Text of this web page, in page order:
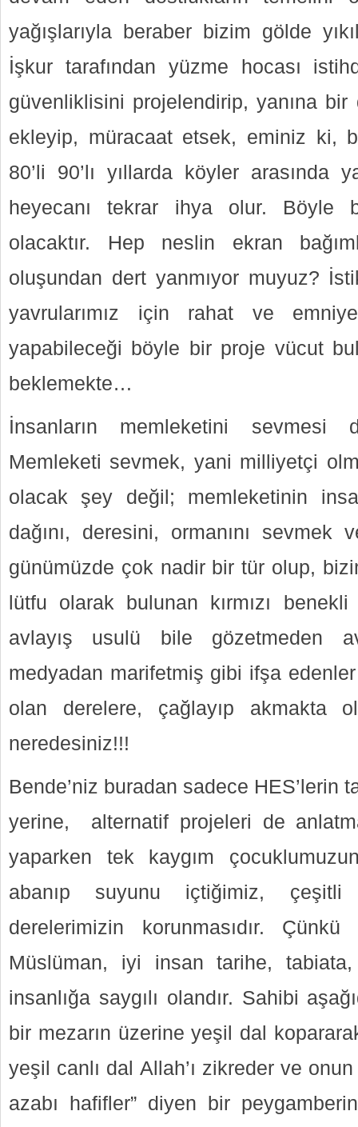
yağışlarıyla beraber bizim gölde
İşkur tarafından yüzme hocası
güvenliklisini projelendirip, yanına
ekleyip, müracaat etsek, eminiz ki,
80’li 90’lı yıllarda köyler arasında
heyecanı tekrar ihya olur. Böyle
olacaktır. Hep neslin ekran
oluşundan dert yanmıyor muyuz?
yavrularımız için rahat ve
yapabileceği böyle bir proje vücut
beklemekte…
İnsanların memleketini sevmesi
Memleketi sevmek, yani milliyetçi
olacak şey değil; memleketinin
dağını, deresini, ormanını sevmek
günümüzde çok nadir bir tür olup,
lütfu olarak bulunan kırmızı
avlayış usulü bile gözetmeden
medyadan marifetmiş gibi ifşa
olan derelere, çağlayıp akmakta
neredesiniz!!!
Bende’niz buradan sadece HES’lerin
yerine, alternatif projeleri de
yaparken tek kaygım
abanıp suyunu içtiğimiz, çeşitli
derelerimizin korunmasıdır.
Müslüman, iyi insan tarihe,
insanlığa saygılı olandır. Sahibi
bir mezarın üzerine yeşil dal
yeşil canlı dal Allah’ı zikreder ve
azabı hafifler” diyen bir